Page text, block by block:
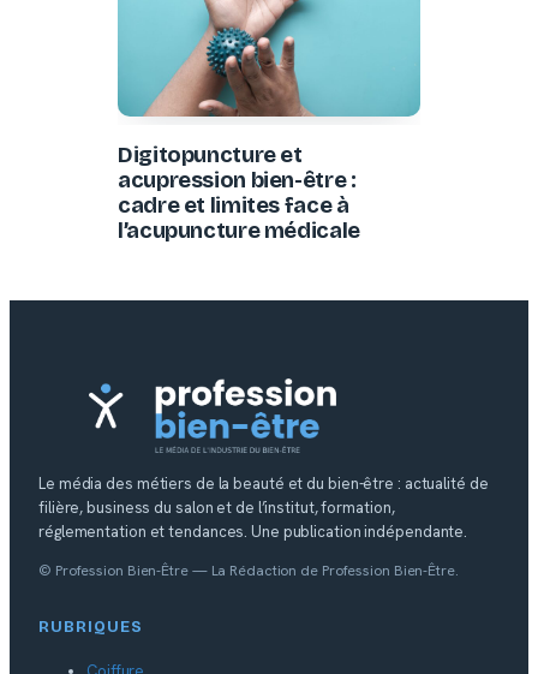
Digitopuncture et
acupression bien-être :
cadre et limites face à
l’acupuncture médicale
Le média des métiers de la beauté et du bien-être : actualité de
filière, business du salon et de l’institut, formation,
réglementation et tendances. Une publication indépendante.
© Profession Bien-Être — La Rédaction de Profession Bien-Être.
RUBRIQUES